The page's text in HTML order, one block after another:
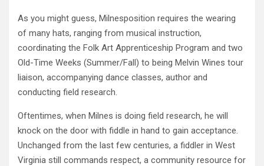
As you might guess, Milnesposition requires the wearing
of many hats, ranging from musical instruction,
coordinating the Folk Art Apprenticeship Program and two
Old-Time Weeks (Summer/Fall) to being Melvin Wines tour
liaison, accompanying dance classes, author and
conducting field research.
Oftentimes, when Milnes is doing field research, he will
knock on the door with fiddle in hand to gain acceptance.
Unchanged from the last few centuries, a fiddler in West
Virginia still commands respect, a community resource for